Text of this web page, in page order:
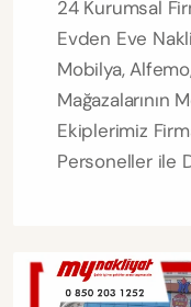
24 Kurumsal
Evden Eve
Mobilya,
Mağazalarının
Ekiplerimiz
Personeller ile